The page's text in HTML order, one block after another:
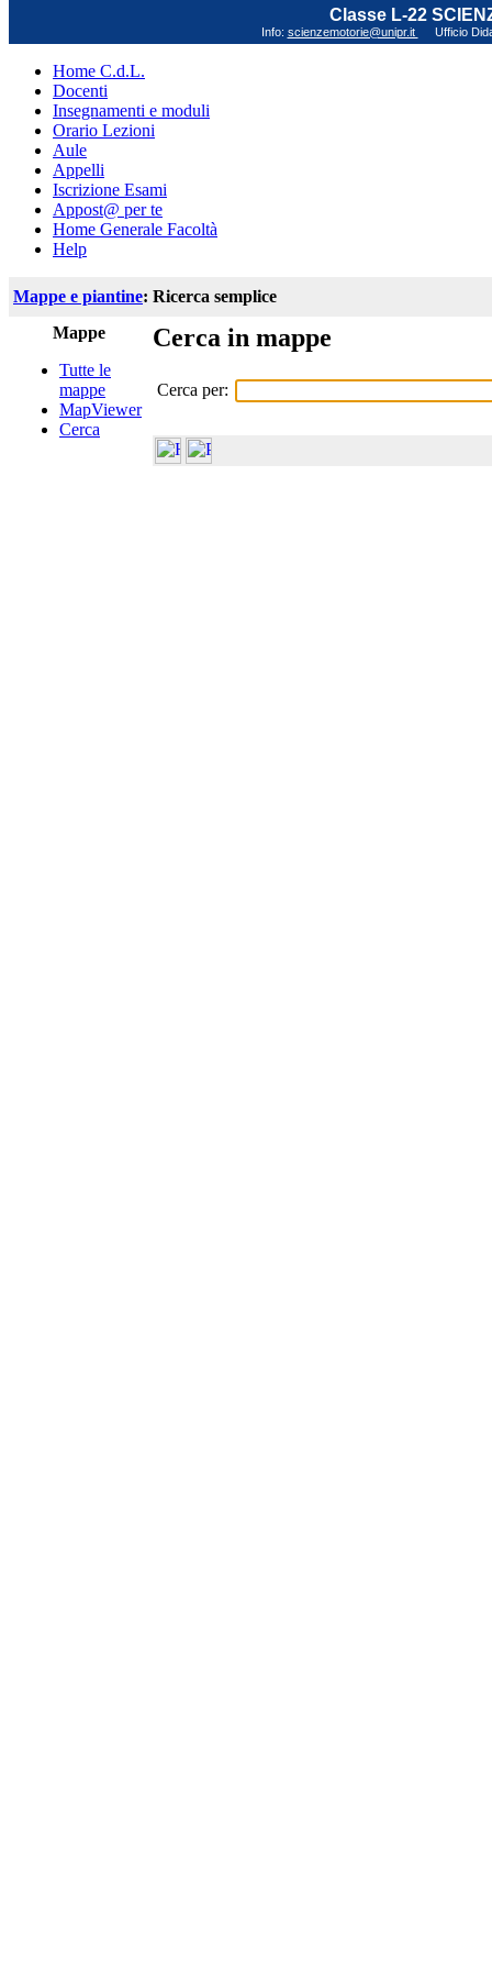
Classe L-22
Info: scienzemotorie@unipr.it Ufficio
Home C.d.L.
Docenti
Insegnamenti e moduli
Orario Lezioni
Aule
Appelli
Iscrizione Esami
Appost@ per te
Home Generale Facoltà
Help
Mappe e piantine: Ricerca semplice
Mappe
Tutte le
mappe
MapViewer
Cerca
Cerca in mappe
Cerca per: